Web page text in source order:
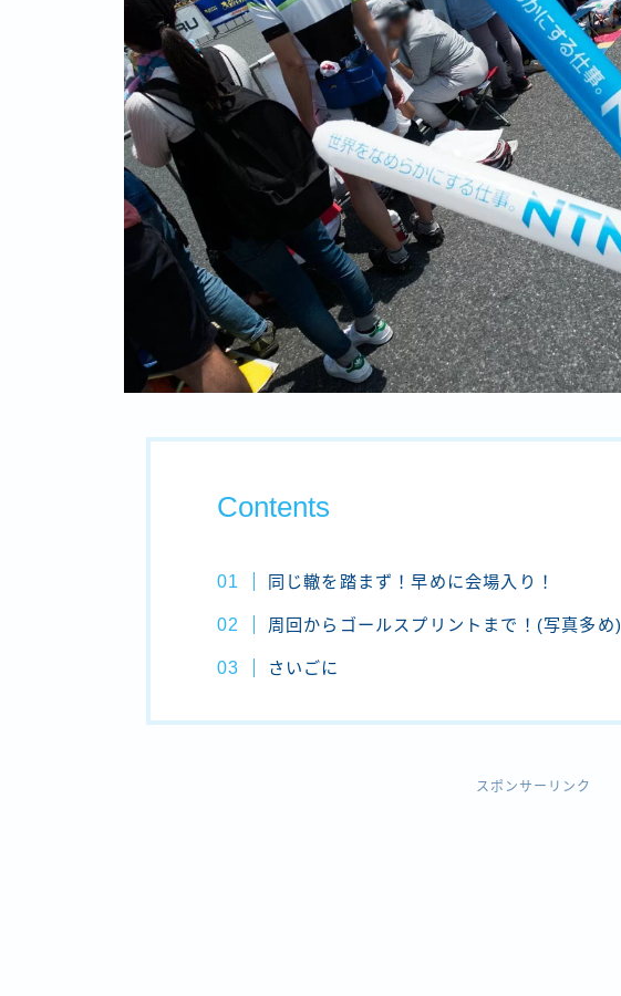
Contents
同じ轍を踏まず！早めに会場入り！
周回からゴールスプリントまで！(写真多め)
さいごに
スポンサーリンク